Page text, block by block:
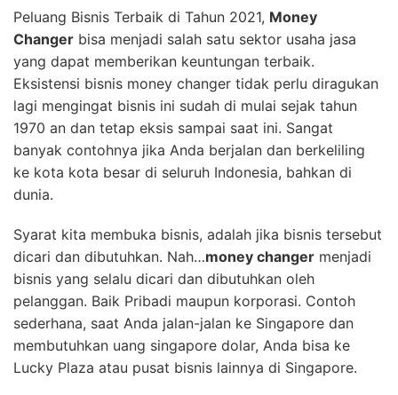
Peluang Bisnis Terbaik di Tahun 2021, Money
Changer bisa menjadi salah satu sektor usaha jasa
yang dapat memberikan keuntungan terbaik.
Eksistensi bisnis money changer tidak perlu diragukan
lagi mengingat bisnis ini sudah di mulai sejak tahun
1970 an dan tetap eksis sampai saat ini. Sangat
banyak contohnya jika Anda berjalan dan berkeliling
ke kota kota besar di seluruh Indonesia, bahkan di
dunia.
Syarat kita membuka bisnis, adalah jika bisnis tersebut
dicari dan dibutuhkan. Nah…money changer menjadi
bisnis yang selalu dicari dan dibutuhkan oleh
pelanggan. Baik Pribadi maupun korporasi. Contoh
sederhana, saat Anda jalan-jalan ke Singapore dan
membutuhkan uang singapore dolar, Anda bisa ke
Lucky Plaza atau pusat bisnis lainnya di Singapore.